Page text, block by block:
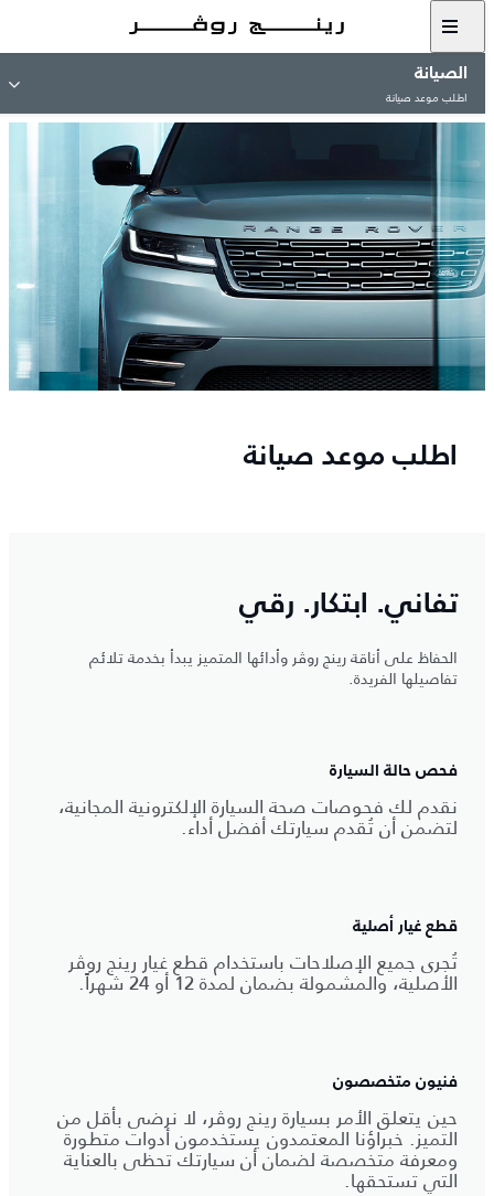
الصيانة
اطلب موعد صيانة
اطلب موعد صيانة
تفاني. ابتكار. رقي
الحفاظ على أناقة رينج روڤر وأدائها المتميز يبدأ بخدمة تلائم
تفاصيلها الفريدة.
فحص حالة السيارة
نقدم لك فحوصات صحة السيارة الإلكترونية المجانية،
لتضمن أن تُقدم سيارتك أفضل أداء.
قطع غيار أصلية
تُجرى جميع الإصلاحات باستخدام قطع غيار رينج روڤر
الأصلية، والمشمولة بضمان لمدة 12 أو 24 شهراً.
فنيون متخصصون
حين يتعلق الأمر بسيارة رينج روڤر، لا نرضى بأقل من
التميز. خبراؤنا المعتمدون يستخدمون أدوات متطورة
ومعرفة متخصصة لضمان أن سيارتك تحظى بالعناية
التي تستحقها.